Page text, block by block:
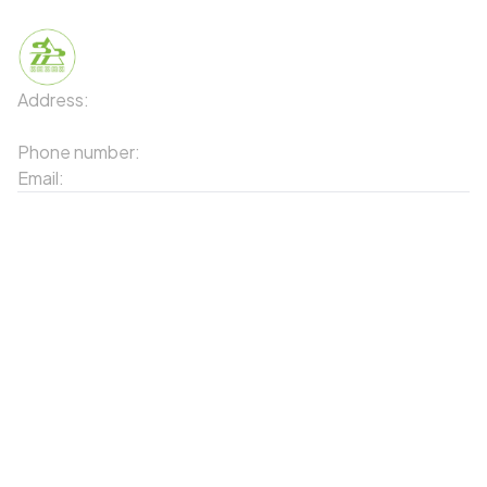
Address:
Phone number:
Email: